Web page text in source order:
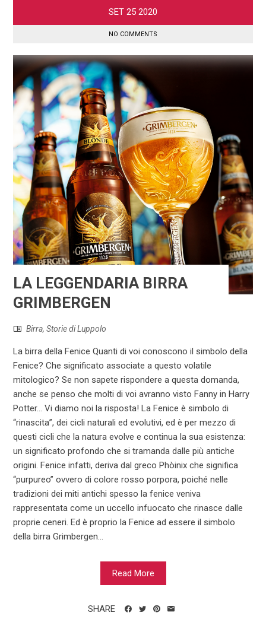
SET 25 2020
NO COMMENTS
LA LEGGENDARIA BIRRA
GRIMBERGEN
Birra,Storie di Luppolo
La birra della Fenice Quanti di voi conoscono il simbolo della
Fenice? Che significato associate a questo volatile
mitologico? Se non sapete rispondere a questa domanda,
anche se penso che molti di voi avranno visto Fanny in Harry
Potter… Vi diamo noi la risposta! La Fenice è simbolo di
“rinascita”, dei cicli naturali ed evolutivi, ed è per mezzo di
questi cicli che la natura evolve e continua la sua esistenza:
un significato profondo che si tramanda dalle più antiche
origini. Fenice infatti, deriva dal greco Phòinix che significa
“purpureo” ovvero di colore rosso porpora, poiché nelle
tradizioni dei miti antichi spesso la fenice veniva
rappresentata come un uccello infuocato che rinasce dalle
proprie ceneri. Ed è proprio la Fenice ad essere il simbolo
della birra Grimbergen...
Read More
SHARE